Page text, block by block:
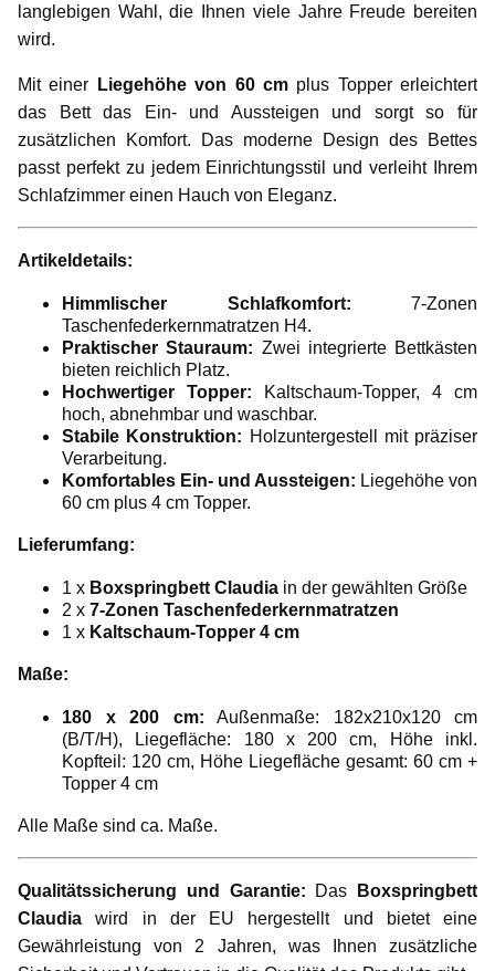
langlebigen Wahl, die Ihnen viele Jahre Freude bereiten
wird.
Mit einer Liegehöhe von 60 cmplus Topper erleichtert
das Bett das Ein- und Aussteigen und sorgt so für
zusätzlichen Komfort. Das moderne Design des Bettes
passt perfekt zu jedem Einrichtungsstil und verleiht Ihrem
Schlafzimmer einen Hauch von Eleganz.
Artikeldetails:
Himmlischer Schlafkomfort: 7-Zonen
Taschenfederkernmatratzen H4.
Praktischer Stauraum: Zwei integrierte Bettkästen
bieten reichlich Platz.
Hochwertiger Topper: Kaltschaum-Topper, 4 cm
hoch, abnehmbar und waschbar.
Stabile Konstruktion: Holzuntergestell mit präziser
Verarbeitung.
Komfortables Ein- und Aussteigen: Liegehöhe von
60 cm plus 4 cm Topper.
Lieferumfang:
1 x Boxspringbett Claudia in der gewählten Größe
2 x 7-Zonen Taschenfederkernmatratzen
1 x Kaltschaum-Topper 4 cm
Maße:
180 x 200 cm: Außenmaße: 182x210x120 cm
(B/T/H), Liegefläche: 180 x 200 cm, Höhe inkl.
Kopfteil: 120 cm, Höhe Liegefläche gesamt: 60 cm +
Topper 4 cm
Alle Maße sind ca. Maße.
Qualitätssicherung und Garantie: Das
Boxspringbett
Claudia wird in der EU hergestellt und bietet eine
Gewährleistung von 2 Jahren, was Ihnen zusätzliche